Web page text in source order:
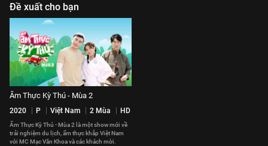
Đề xuất cho bạn
Ẩm Thực Kỳ Thú - Mùa 2
2020 P Việt Nam 2 Mùa HD
Ẩm Thực Kỳ Thú - Mùa 2 là một show mới về
trải nghiệm du lịch, ẩm thực khắp Việt Nam
với MC Mạc Văn Khoa và các khách mời.